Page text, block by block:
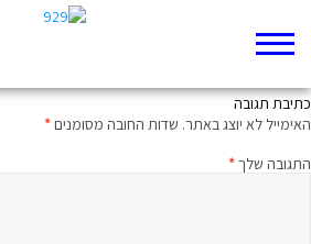
כתיבת תגובה
האימייל לא יוצג באתר. שדות החובה מסומנים*
התגובה שלך*